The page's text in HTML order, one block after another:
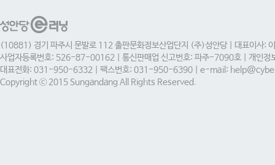
(10881) 경기 파주시 문발로 112 출판문화정보산업단지 (주)성안당 | 대표이사:
사업자등록번호: 526-87-00162 | 통신판매업 신고번호: 파주-7090호 | 개인정
대표전화: 031-950-6332 | 팩스번호: 031-950-6390 | e-mail:
Copyright ⓒ 2015 Sungandang All Rights Reserved.